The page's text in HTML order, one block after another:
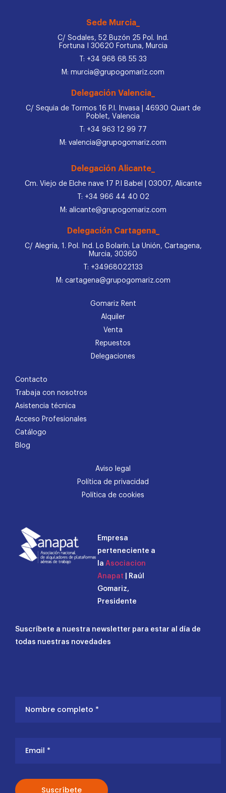
Sede Murcia_
C/ Sodales, 52 Buzón 25 Pol. Ind.
Fortuna I 30620 Fortuna, Murcia
T: +34 968 68 55 33
M: murcia@grupogomariz.com
Delegación Valencia_
C/ Sequia de Tormos 16 P.I. Invasa | 46930 Quart de
Poblet, Valencia
T: +34 963 12 99 77
M: valencia@grupogomariz.com
Delegación Alicante_
Cm. Viejo de Elche nave 17 P.I Babel | 03007, Alicante
T: +34 966 44 40 02
M: alicante@grupogomariz.com
Delegación Cartagena_
C/ Alegría, 1. Pol. Ind. Lo Bolarín. La Unión, Cartagena,
Murcia, 30360
T: +34968022133
M: cartagena@grupogomariz.com
Gomariz Rent
Alquiler
Venta
Repuestos
Delegaciones
Contacto
Trabaja con nosotros
Asistencia técnica
Acceso Profesionales
Catálogo
Blog
Aviso legal
Política de privacidad
Política de cookies
Empresa
perteneciente a
la Asociacion
Anapat | Raúl
Gomariz,
Presidente
Suscríbete a nuestra newsletter para estar al día de
todas nuestras novedades